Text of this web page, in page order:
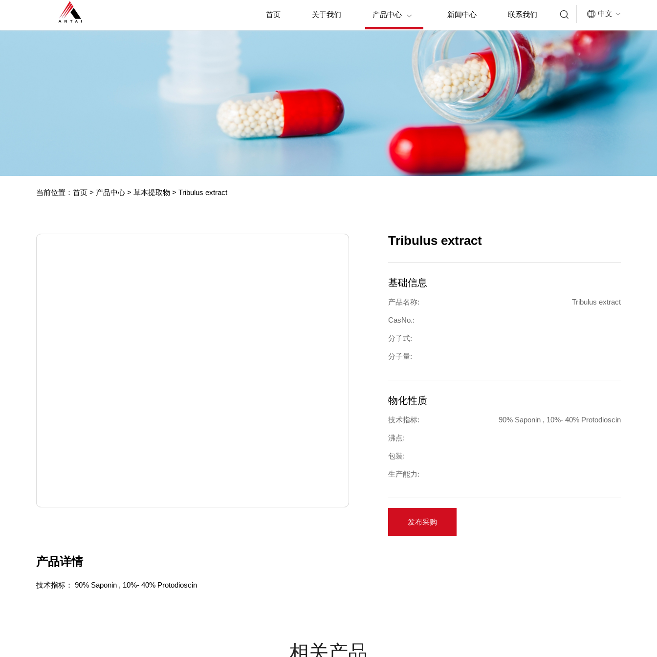
首页 关于我们 产品中心  新闻中心 联系我们   中文 
当前位置： 首页 > 产品中心 > 草本提取物 > Tribulus extract
Tribulus extract
基础信息
产品名称: Tribulus extract
CasNo.:
分子式:
分子量:
物化性质
技术指标: 90% Saponin , 10%- 40% Protodioscin
沸点:
包装:
生产能力:
发布采购
产品详情
技术指标： 90% Saponin , 10%- 40% Protodioscin
相关产品